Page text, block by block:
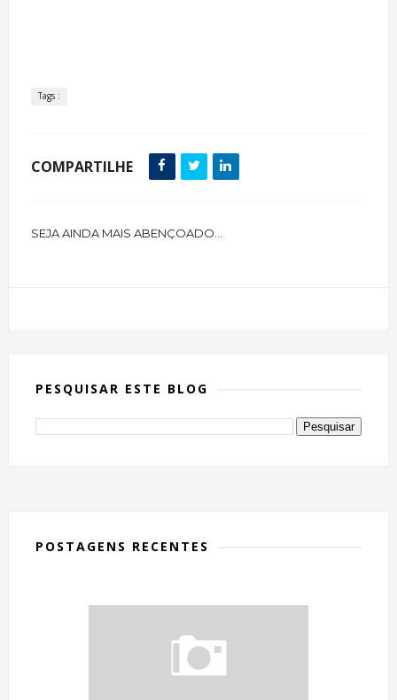
Tags :
COMPARTILHE
SEJA AINDA MAIS ABENÇOADO...
PESQUISAR ESTE BLOG
POSTAGENS RECENTES